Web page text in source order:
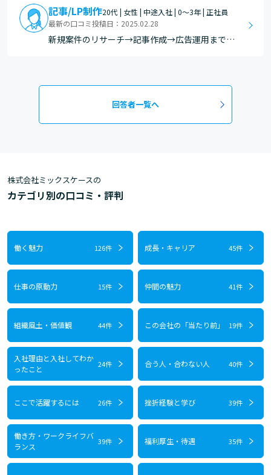
記事/LP制作20代 | 女性 | 中途入社 | 0～3年 | 正社員
最新の口コミ投稿日：2025.02.28
新規案件のリサーチ→記事作成→広告運用まで一
回答者一覧へ
株式会社ミックスケースの
カテゴリ別の口コミ・評判
働く魅力 126件 成長・キャリア 45件
仕事の原動力 15件 仲間の魅力 41件
組織風土・価値観 44件 この会社の「当たり前」 19件
入社理由と入社してわか
ったこと
24件 合う人・合わない人 40件
ここで活躍するには 26件 挫折経験と学び 39件
働き方・ワークライフバ
ランス
39件 福利厚生・待遇 35件